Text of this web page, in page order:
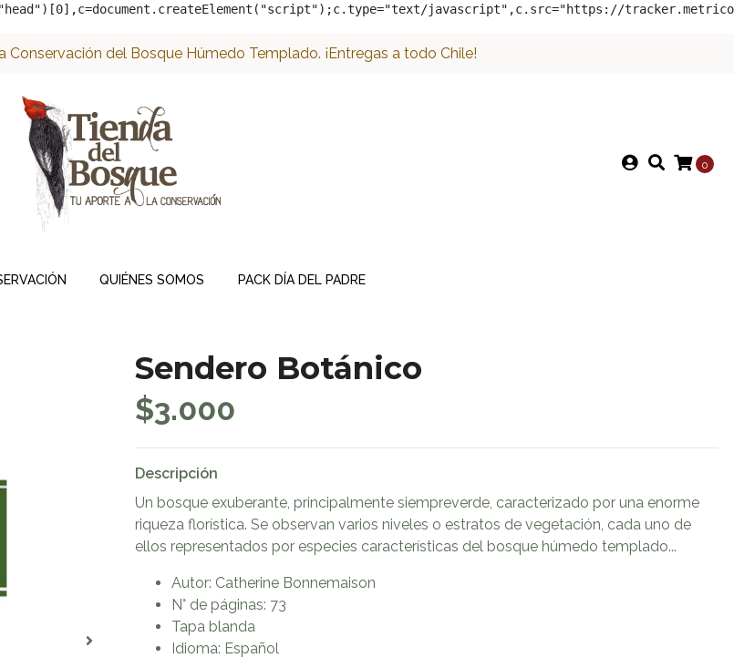
javascript",c.src="https://
del Bosque Húmedo Templado. ¡Entregas a todo Chile!
0
QUIÉNES SOMOS PACK DÍA DEL PADRE
Sendero Botánico
$3.000
Descripción
Un bosque exuberante, principalmente siempreverde, caracterizado por una enorme
riqueza florística. Se observan varios niveles o estratos de vegetación, cada uno de
ellos representados por especies características del bosque húmedo templado...
Autor: Catherine Bonnemaison
N° de páginas: 73
Tapa blanda
Idioma: Español